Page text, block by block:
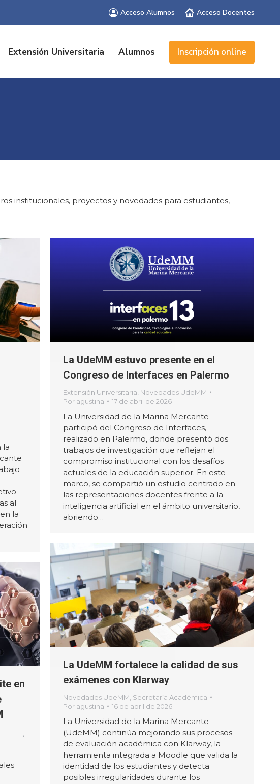
Acceso Alumnos Acceso Docentes
Extensión Universitaria Alumnos Inscripción online
institucionales, proyectos y novedades para estudiantes,
la
al
la
La UdeMM estuvo presente en el
Congreso de Interfaces en Palermo
Extensión Universitaria Novedades UdeMM
Por agustina 17 de abril de 2026
La Universidad de la Marina Mercante
participó del Congreso de Interfaces,
realizado en Palermo, donde presentó dos
trabajos de investigación que reflejan el
compromiso institucional con los desafíos
actuales de la educación superior. En este
marco, se compartió un estudio centrado en
las representaciones docentes frente a la
inteligencia artificial en el ámbito universitario,
abriendo…
La UdeMM fortalece la calidad de sus
exámenes con Klarway
Novedades UdeMM Secretaría Académica
Por agustina 16 de abril de 2026
La Universidad de la Marina Mercante
(UdeMM) continúa mejorando sus procesos
de evaluación académica con Klarway, la
herramienta integrada a Moodle que valida la
identidad de los estudiantes y detecta
posibles irregularidades durante los
en